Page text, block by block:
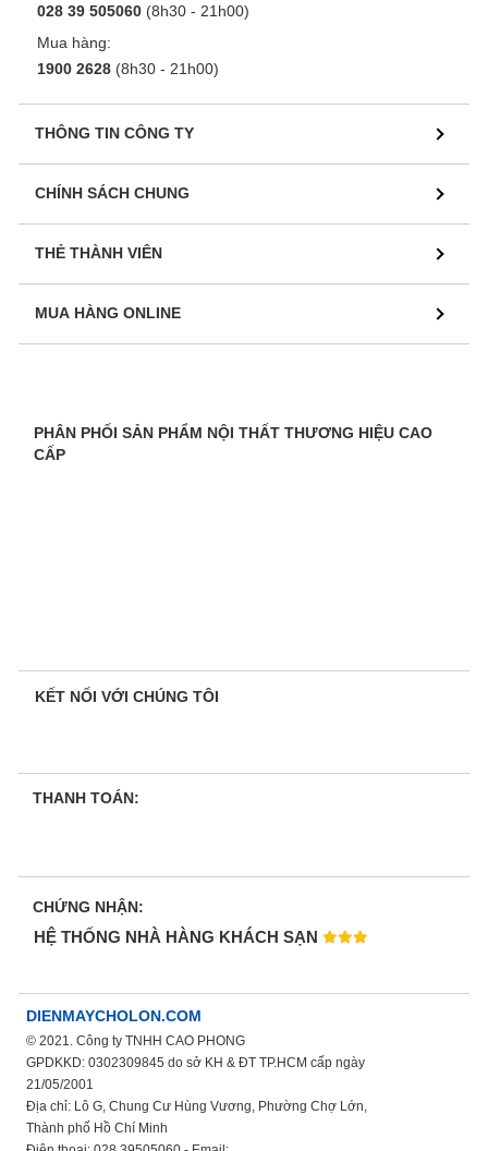
028 39 505060 (8h30 - 21h00)
Mua hàng:
1900 2628 (8h30 - 21h00)
THÔNG TIN CÔNG TY
CHÍNH SÁCH CHUNG
THẺ THÀNH VIÊN
MUA HÀNG ONLINE
PHÂN PHỐI SẢN PHẨM NỘI THẤT THƯƠNG HIỆU CAO
CẤP
HỆ THỐNG NHÀ HÀNG KHÁCH SẠN
KẾT NỐI VỚI CHÚNG TÔI
THANH TOÁN:
CHỨNG NHẬN:
DIENMAYCHOLON.COM
© 2021. Công ty TNHH CAO PHONG
GPDKKD: 0302309845 do sở KH & ĐT TP.HCM cấp ngày
21/05/2001
Địa chỉ: Lô G, Chung Cư Hùng Vương, Phường Chợ Lớn,
Thành phố Hồ Chí Minh